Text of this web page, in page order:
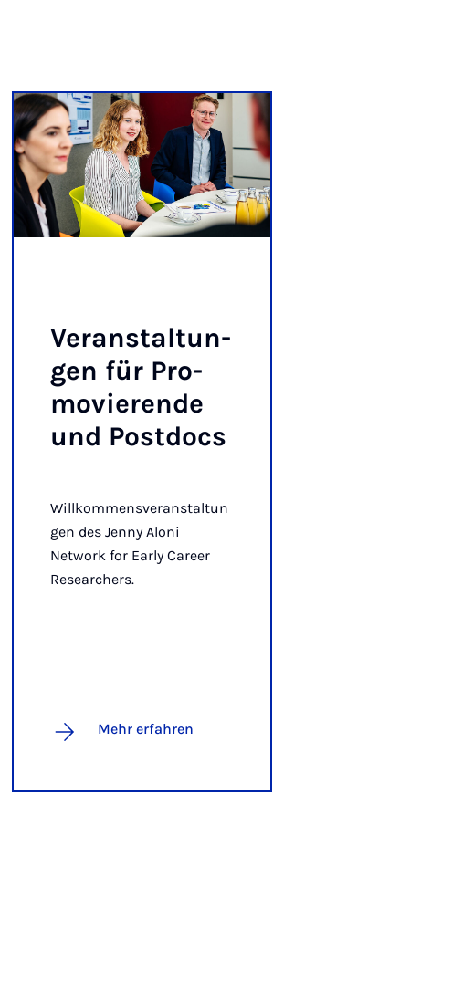
Ver­an­stal­tun­
gen für Pro­
mo­vie­ren­de
und Post­docs
Willkommensveranstaltun
gen des Jenny Aloni
Network for Early Career
Researchers.
Mehr erfahren